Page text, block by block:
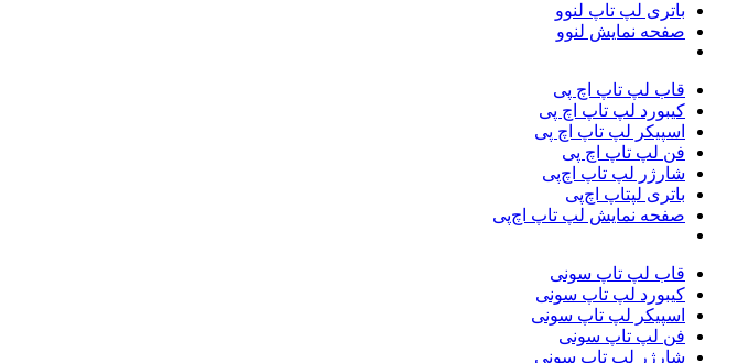
باتری لپ تاپ لنوو
صفحه نمایش لنوو
قاب لپ تاپ اچ پی
کیبورد لپ تاپ اچ پی
اسپیکر لپ تاپ اچ پی
فن لپ تاپ اچ پی
شارژر لپ تاپ اچ‌پی
باتری لپتاپ اچ‌پی
صفحه نمایش لپ تاپ اچ‌پی
قاب لپ تاپ سونی
کیبورد لپ تاپ سونی
اسپیکر لپ تاپ سونی
فن لپ تاپ سونی
شارژر لپ تاپ سونی